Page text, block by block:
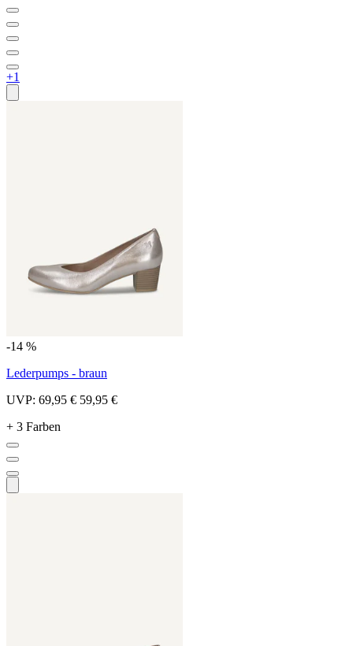
+1
-14 %
Lederpumps - braun
UVP: 69,95 € 59,95 €
+ 3 Farben